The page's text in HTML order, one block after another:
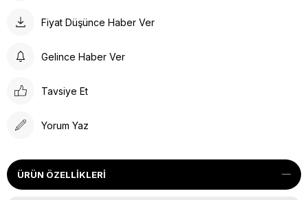
Fiyat Düşünce Haber Ver
Gelince Haber Ver
Tavsiye Et
Yorum Yaz
ÜRÜN ÖZELLIKLERI